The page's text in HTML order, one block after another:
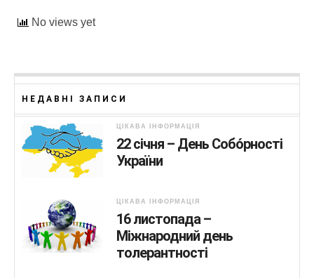
No views yet
НЕДАВНІ ЗАПИСИ
ЦІКАВА ІНФОРМАЦІЯ
22 січня – День Собо́рності
України
ЦІКАВА ІНФОРМАЦІЯ
16 листопада –
Міжнародний день
толерантності